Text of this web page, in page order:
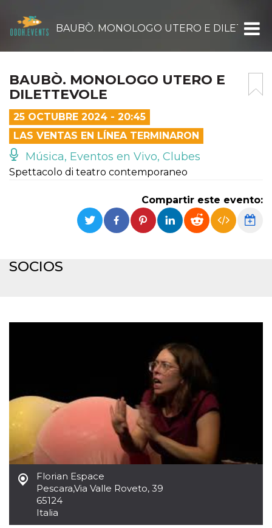
BAUBÒ. MONOLOGO UTERO E
Florian Espace
Pescara,Via Valle Roveto, 39
65124
Italia
BAUBÒ. MONOLOGO UTERO E
DILETTEVOLE
25 OCTUBRE 2024 - 20:45
LAS VENTAS EN LÍNEA TERMINARON
Música, Eventos en Vivo, Clubes
Spettacolo di teatro contemporaneo
Compartir este evento:
SOCIOS